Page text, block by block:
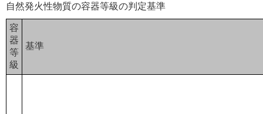
自然発火性物質の容器等級の判定基準
容
器
等
級
基準